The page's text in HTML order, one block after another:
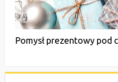
Pomysł prezentowy pod